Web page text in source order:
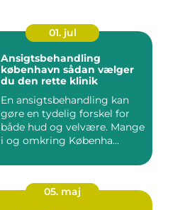
01. jul
Ansigtsbehandling
københavn sådan vælger
du den rette klinik
En ansigtsbehandling kan
gøre en tydelig forskel for
både hud og velvære. Mange
i og omkring Københa...
05. maj